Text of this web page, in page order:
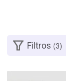
Filtros(3)